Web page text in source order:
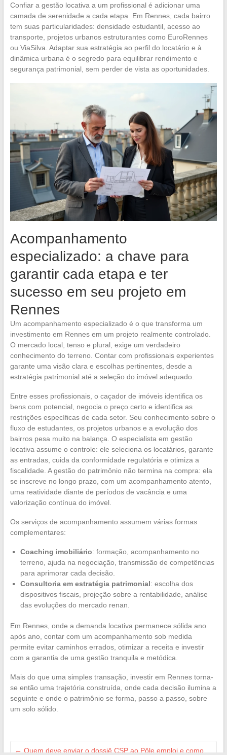
Confiar a gestão locativa a um profissional é adicionar uma
camada de serenidade a cada etapa. Em Rennes, cada bairro
tem suas particularidades: densidade estudantil, acesso ao
transporte, projetos urbanos estruturantes como EuroRennes
ou ViaSilva. Adaptar sua estratégia ao perfil do locatário e à
dinâmica urbana é o segredo para equilibrar rendimento e
segurança patrimonial, sem perder de vista as oportunidades.
Acompanhamento
especializado: a chave para
garantir cada etapa e ter
sucesso em seu projeto em
Rennes
Um acompanhamento especializado é o que transforma um
investimento em Rennes em um projeto realmente controlado.
O mercado local, tenso e plural, exige um verdadeiro
conhecimento do terreno. Contar com profissionais experientes
garante uma visão clara e escolhas pertinentes, desde a
estratégia patrimonial até a seleção do imóvel adequado.
Entre esses profissionais, o caçador de imóveis identifica os
bens com potencial, negocia o preço certo e identifica as
restrições específicas de cada setor. Seu conhecimento sobre o
fluxo de estudantes, os projetos urbanos e a evolução dos
bairros pesa muito na balança. O especialista em gestão
locativa assume o controle: ele seleciona os locatários, garante
as entradas, cuida da conformidade regulatória e otimiza a
fiscalidade. A gestão do patrimônio não termina na compra: ela
se inscreve no longo prazo, com um acompanhamento atento,
uma reatividade diante de períodos de vacância e uma
valorização contínua do imóvel.
Os serviços de acompanhamento assumem várias formas
complementares:
Coaching imobiliário: formação, acompanhamento no
terreno, ajuda na negociação, transmissão de competências
para aprimorar cada decisão.
Consultoria em estratégia patrimonial: escolha dos
dispositivos fiscais, projeção sobre a rentabilidade, análise
das evoluções do mercado renan.
Em Rennes, onde a demanda locativa permanece sólida ano
após ano, contar com um acompanhamento sob medida
permite evitar caminhos errados, otimizar a receita e investir
com a garantia de uma gestão tranquila e metódica.
Mais do que uma simples transação, investir em Rennes torna-
se então uma trajetória construída, onde cada decisão ilumina a
seguinte e onde o patrimônio se forma, passo a passo, sobre
um solo sólido.
← Quem deve enviar o dossiê CSP ao Pôle emploi e como